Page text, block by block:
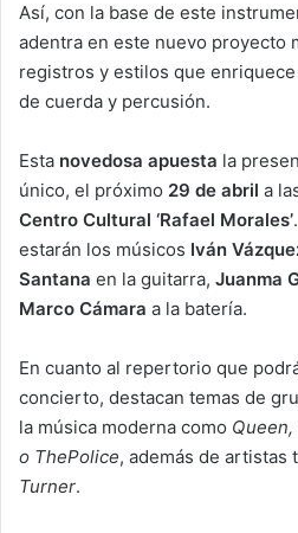
Así, con la base de este
adentra en este nuevo proyecto
registros y estilos que
de cuerda y percusión.
Esta novedosa apuesta la
único, el próximo 29 de abril a
Centro Cultural ‘Rafael Morales’
estarán los músicos Iván
Santana en la guitarra, Juanma
Marco Cámara a la batería.
En cuanto al repertorio que
concierto, destacan temas de
la música moderna como
o ThePolice, además de artistas
Turner.